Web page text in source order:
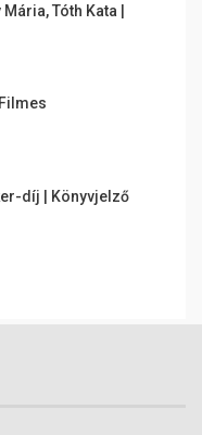
Tóth Kata |
díj | Könyvjelző